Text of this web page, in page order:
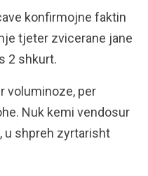
konfirmojne faktin
tjeter zvicerane jane
2 shkurt.
voluminoze, per
Nuk kemi vendosur
u shpreh zyrtarisht